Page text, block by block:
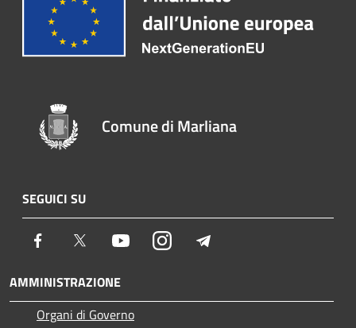
Comune di Marliana
SEGUICI SU
Facebook Twitter YoutubeInstagram
AMMINISTRAZIONE
Organi di Governo